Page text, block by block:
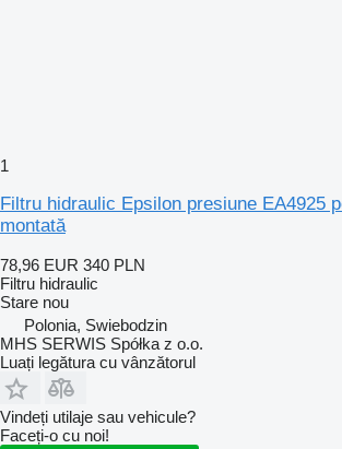
1
Filtru hidraulic Epsilon presiune EA4925
montată
78,96 EUR 340 PLN
Filtru hidraulic
Stare nou
Polonia, Swiebodzin
MHS SERWIS Spółka z o.o.
Luați legătura cu vânzătorul
Vindeți utilaje sau vehicule?
Faceți-o cu noi!